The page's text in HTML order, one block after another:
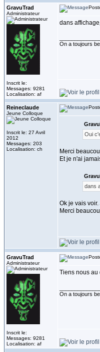
GravuTrad
Administrateur
Inscrit le:
Messages: 9281
Localisation: af
dans
On a toujours
Reineclaude
Jeune Colloque
Inscrit le: 27 Avril
2012
Messages: 203
Localisation: ch
Oui
Merci
Et je n'ai
dans
Ok je vais
Merci
GravuTrad
Administrateur
Inscrit le:
Messages: 9281
Localisation: af
Tiens nous au
On a toujours